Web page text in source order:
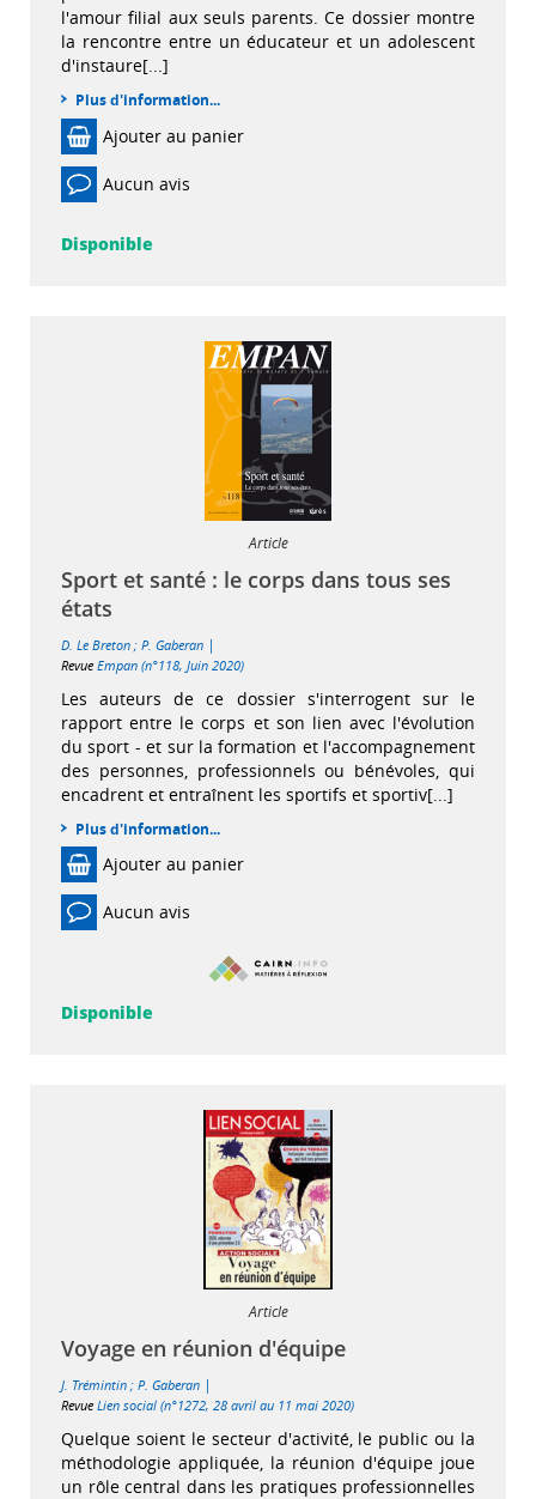
l'amour filial aux seuls parents. Ce dossier montre
la rencontre entre un éducateur et un adolescent
d'instaure[...]
Plus d'information...
Ajouter au panier
Aucun avis
Disponible
Article
Sport et santé : le corps dans tous ses
états
D. Le Breton ; P. Gaberan |
Revue Empan (n°118, Juin 2020)
Les auteurs de ce dossier s'interrogent sur le
rapport entre le corps et son lien avec l'évolution
du sport - et sur la formation et l'accompagnement
des personnes, professionnels ou bénévoles, qui
encadrent et entraînent les sportifs et sportiv[...]
Plus d'information...
Ajouter au panier
Aucun avis
Disponible
Article
Voyage en réunion d'équipe
J. Trémintin ; P. Gaberan |
Revue Lien social (n°1272, 28 avril au 11 mai 2020)
Quelque soient le secteur d'activité, le public ou la
méthodologie appliquée, la réunion d'équipe joue
un rôle central dans les pratiques professionnelles